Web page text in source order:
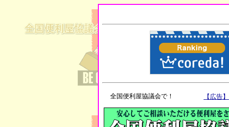
全国便利屋協議会で！